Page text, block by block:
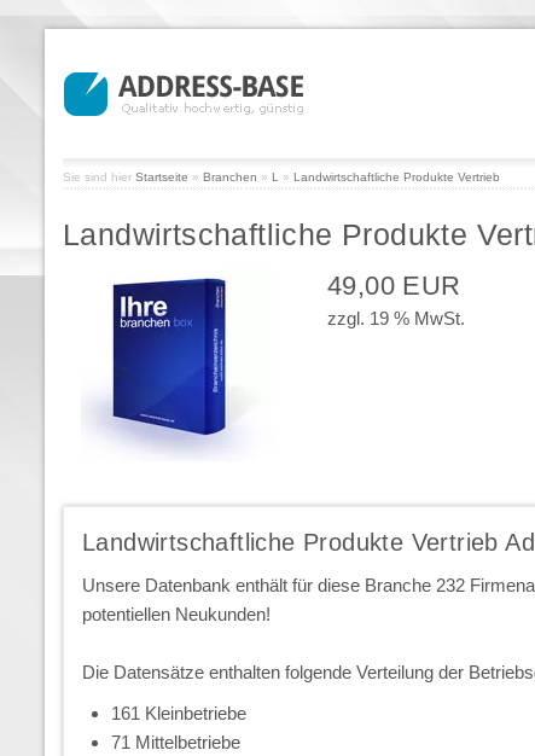
Sie sind hier Startseite » Branchen » L » Landwirtschaftliche Produkte Vertrieb
Landwirtschaftliche Produkte
49,00 EUR
zzgl. 19 % MwSt.
Landwirtschaftliche Produkte Vertrieb
Unsere Datenbank enthält für diese Branche 232
potentiellen Neukunden!
Die Datensätze enthalten folgende Verteilung der
161 Kleinbetriebe
71 Mittelbetriebe